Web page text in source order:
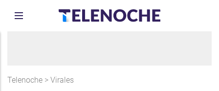
Telenoche > Virales